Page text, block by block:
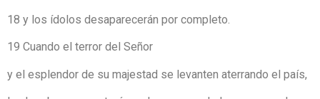
18 y los ídolos desaparecerán por completo.
19 Cuando el terror del Señor
y el esplendor de su majestad se levanten aterrando el país,